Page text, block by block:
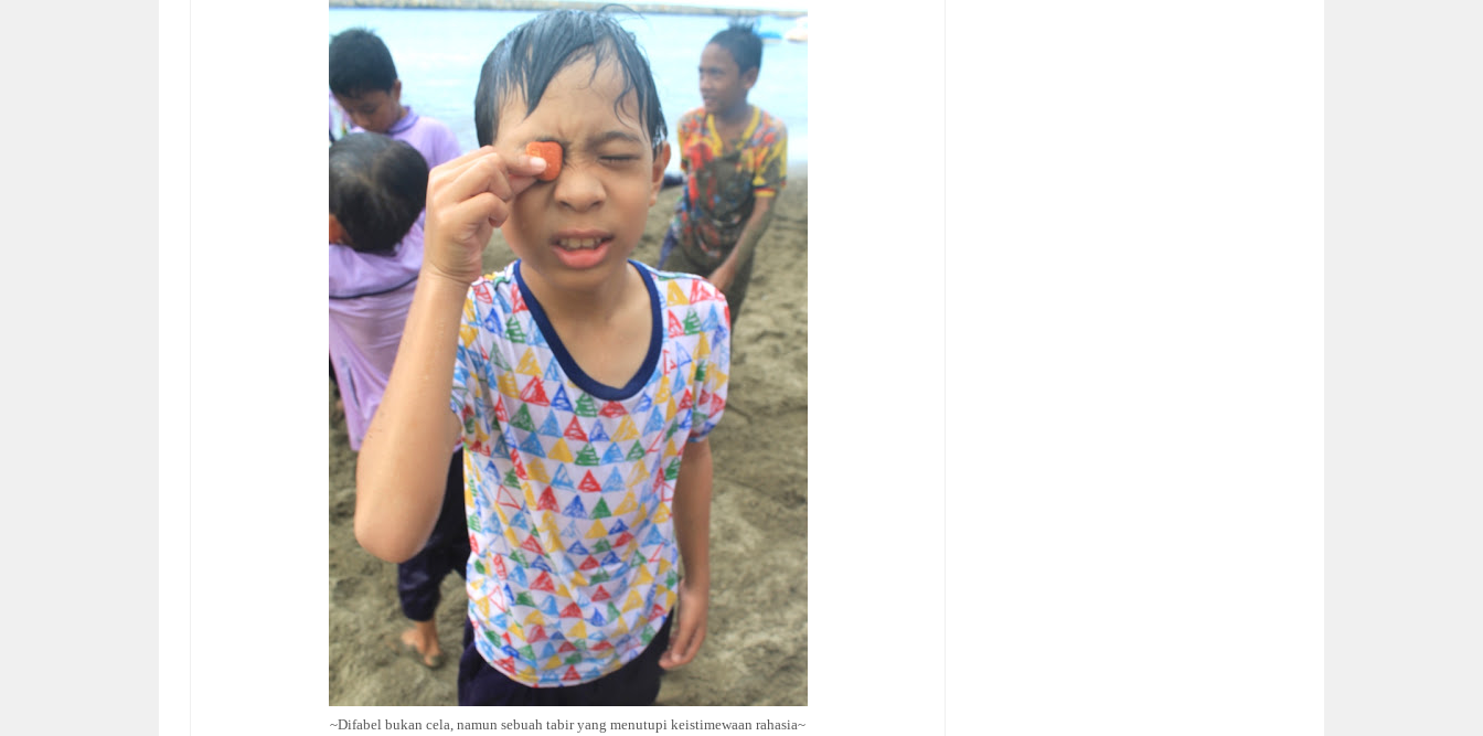
~Difabel bukan cela, namun sebuah tabir yang menutupi keistimewaan rahasia~